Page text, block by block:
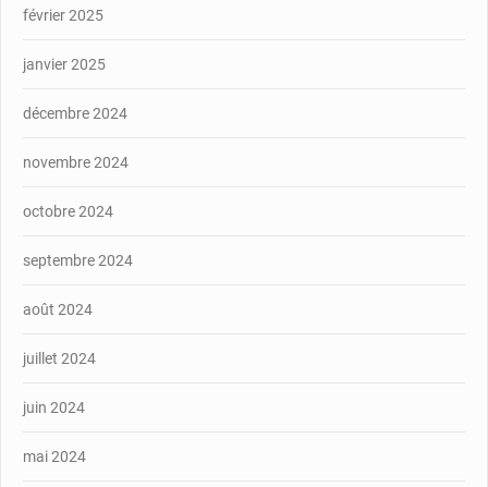
février 2025
janvier 2025
décembre 2024
novembre 2024
octobre 2024
septembre 2024
août 2024
juillet 2024
juin 2024
mai 2024